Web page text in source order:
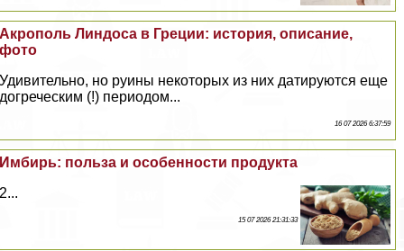
Акрополь Линдоса в Греции: история, описание,
фото
Удивительно, но руины некоторых из них датируются еще
догреческим (!) периодом...
16 07 2026 6:37:59
Имбирь: польза и особенности продукта
2...
15 07 2026 21:31:33